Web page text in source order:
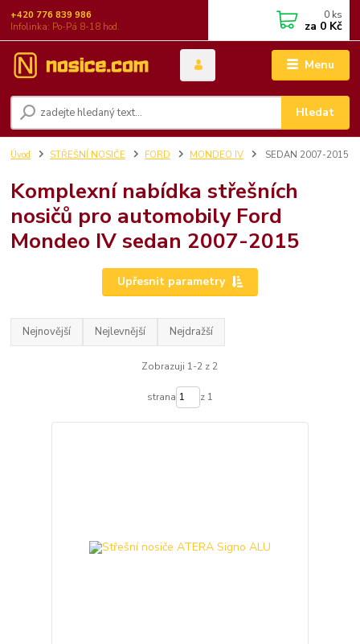
Menu
Hledat
+420 776 839 986
Infolinka: Po-Pá 8-18 hod.
0 ks
za 0 Kč
Úvod STŘEŠNÍ NOSIČE FORD MONDEO IV SEDAN 2007-2015
Komplexní nabídka střešních
nosičů pro automobily Ford
Mondeo IV sedan 2007-2015
Upřesnit parametry
Nejnovější Nejlevnější Nejdražší
Zobrazuji 1-2 z 2
strana z 1